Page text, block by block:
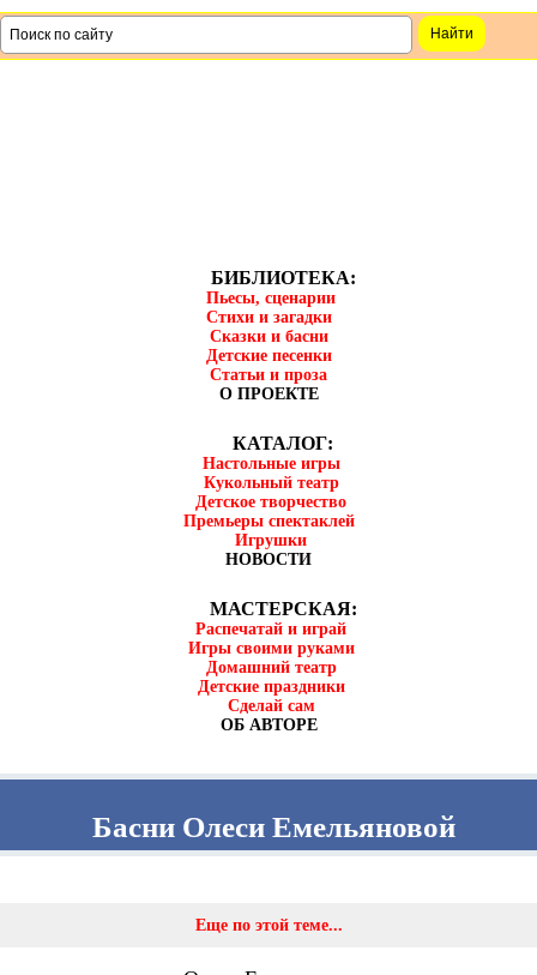
БИБЛИОТЕКА:
Пьесы, сценарии
Стихи и загадки
Сказки и басни
Детские песенки
Статьи и проза
О ПРОЕКТЕ
КАТАЛОГ:
Настольные игры
Кукольный театр
Детское творчество
Премьеры спектаклей
Игрушки
НОВОСТИ
МАСТЕРСКАЯ:
Распечатай и играй
Игры своими руками
Домашний театр
Детские праздники
Сделай сам
ОБ АВТОРЕ
Басни Олеси Емельяновой
Еще по этой теме...